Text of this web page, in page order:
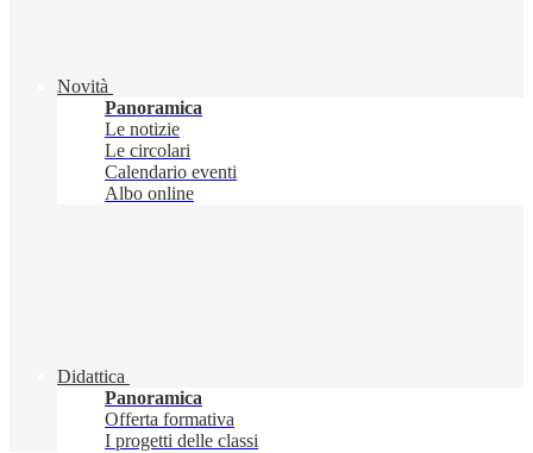
Novità
Panoramica
Le notizie
Le circolari
Calendario eventi
Albo online
Didattica
Panoramica
Offerta formativa
I progetti delle classi